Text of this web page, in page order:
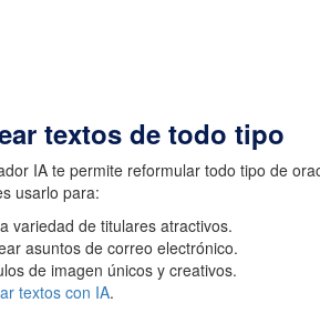
textos de todo tipo
IA te permite reformular todo tipo de
usarlo para:
variedad de titulares atractivos.
asuntos de correo electrónico.
de imagen únicos y creativos.
textos con IA.